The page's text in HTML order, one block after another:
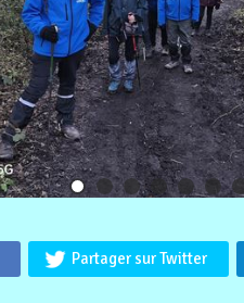
Partager sur Twitter